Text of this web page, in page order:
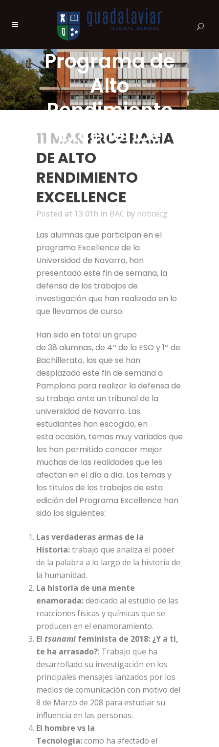
Programa de
Alto
Rendimiento
Excellence
11 MAR PROGRAMA
DE ALTO
RENDIMIENTO
EXCELLENCE
Posted at 13:01h in BAC by noticecg
Las alumnas que participan en el
programa Excellence de la
Universidad de Navarra, han
presentado este fin de semana, la
defensa de los trabajos de
investigación que han realizado en lo
que llevamos de curso.
Han sido en total un grupo
de 38 alumnas, de 4º de la ESO y 1º de
Bachillerato, las que se han
desplazado este fin de semana a
Pamplona para realizar la defensa de
su trabajo ante un tribunal de la
universidad de Navarra. Las
estudiantes han escogido, en
esta ocasión, temas muy variados que
les han permitido conocer mejor
muchas de las realidades que les
afectan en el día a día. Los temas y
los títulos de los trabajos de esta
edición del Programa Excellence han
sido los siguientes:
Las verdaderas armas de la
Historia:trabajo que analiza el poder
de la palabra a lo largo de la historia de
la humanidad.
La historia de una mente
enamorada:dedicado al estudio de las
reacciones físicas y químicas que se
producen en el enamoramiento.
El tsunami feminista de 2018: ¿Y a ti,
te ha arrasado?: Trabajo que ha
desarrollado su investigación en los
principales mensajes lanzados por los
medios de comunicación con motivo del
8 de Marzo de 208 para estudiar su
influencia en las personas.
El hombre vs la
Tecnología:como ha afectado el